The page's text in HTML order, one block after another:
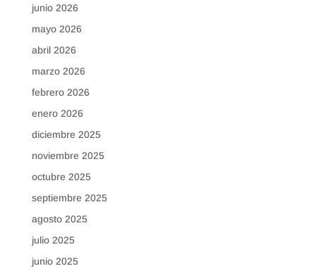
junio 2026
mayo 2026
abril 2026
marzo 2026
febrero 2026
enero 2026
diciembre 2025
noviembre 2025
octubre 2025
septiembre 2025
agosto 2025
julio 2025
junio 2025